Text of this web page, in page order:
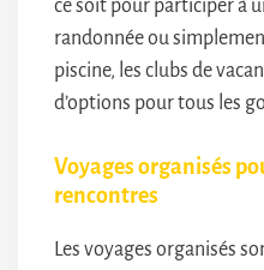
ce soit pour participer à
randonnée ou
piscine, les clubs de
d’options pour tous les
Voyages organisés
rencontres
Les voyages organisés